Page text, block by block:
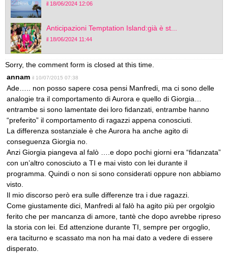
il 18/06/2024 12:06
Anticipazioni Temptation Island:già è st...
il 18/06/2024 11:44
Sorry, the comment form is closed at this time.
annam il 10/07/2015 07:38
Ade….. non posso sapere cosa pensi Manfredi, ma ci sono delle
analogie tra il comportamento di Aurora e quello di Giorgia…
entrambe si sono lamentate dei loro fidanzati, entrambe hanno
“preferito” il comportamento di ragazzi appena conosciuti.
La differenza sostanziale è che Aurora ha anche agito di
conseguenza Giorgia no.
Anzi Giorgia piangeva al falò ….e dopo pochi giorni era “fidanzata”
con un’altro conosciuto a TI e mai visto con lei durante il
programma. Quindi o non si sono considerati oppure non abbiamo
visto.
Il mio discorso però era sulle differenze tra i due ragazzi.
Come giustamente dici, Manfredi al falò ha agito più per orgolgio
ferito che per mancanza di amore, tantè che dopo avrebbe ripreso
la storia con lei. Ed attenzione durante TI, sempre per orgoglio,
era taciturno e scassato ma non ha mai dato a vedere di essere
disperato.